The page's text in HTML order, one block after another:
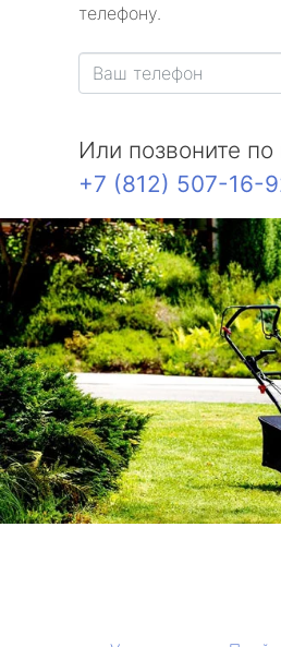
телефону.
Или позвоните
+7 (812) 507-16-